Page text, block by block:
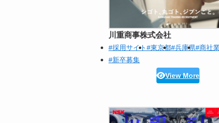
川重商事株式会社
#採用サイト#東京都#兵庫県#商社
#新卒募集
View More